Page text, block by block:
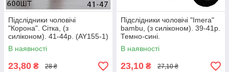
Підслідники чоловічі
"Корона". Сітка, (з
силіконом). 41-44р. (AY155-1)
В наявності
23,80 ₴ 28 ₴
Підслідники чоловічі "Imera"
bambu, (з силіконом). 39-41р.
Темно-сині.
В наявності
23,10 ₴ 27,10 ₴